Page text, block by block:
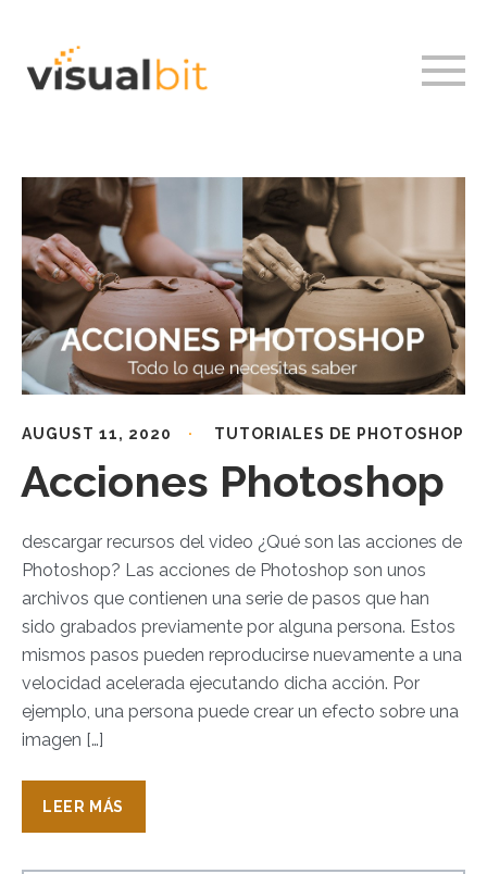
AUGUST 11, 2020 TUTORIALES DE PHOTOSHOP
Acciones Photoshop
descargar recursos del video ¿Qué son las acciones de
Photoshop? Las acciones de Photoshop son unos
archivos que contienen una serie de pasos que han
sido grabados previamente por alguna persona. Estos
mismos pasos pueden reproducirse nuevamente a una
velocidad acelerada ejecutando dicha acción. Por
ejemplo, una persona puede crear un efecto sobre una
imagen […]
LEER MÁS